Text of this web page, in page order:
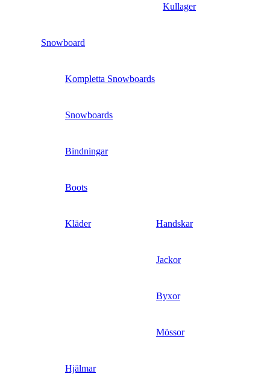
Kullager
Snowboard
Kompletta Snowboards
Snowboards
Bindningar
Boots
Kläder Handskar
Jackor
Byxor
Mössor
Hjälmar